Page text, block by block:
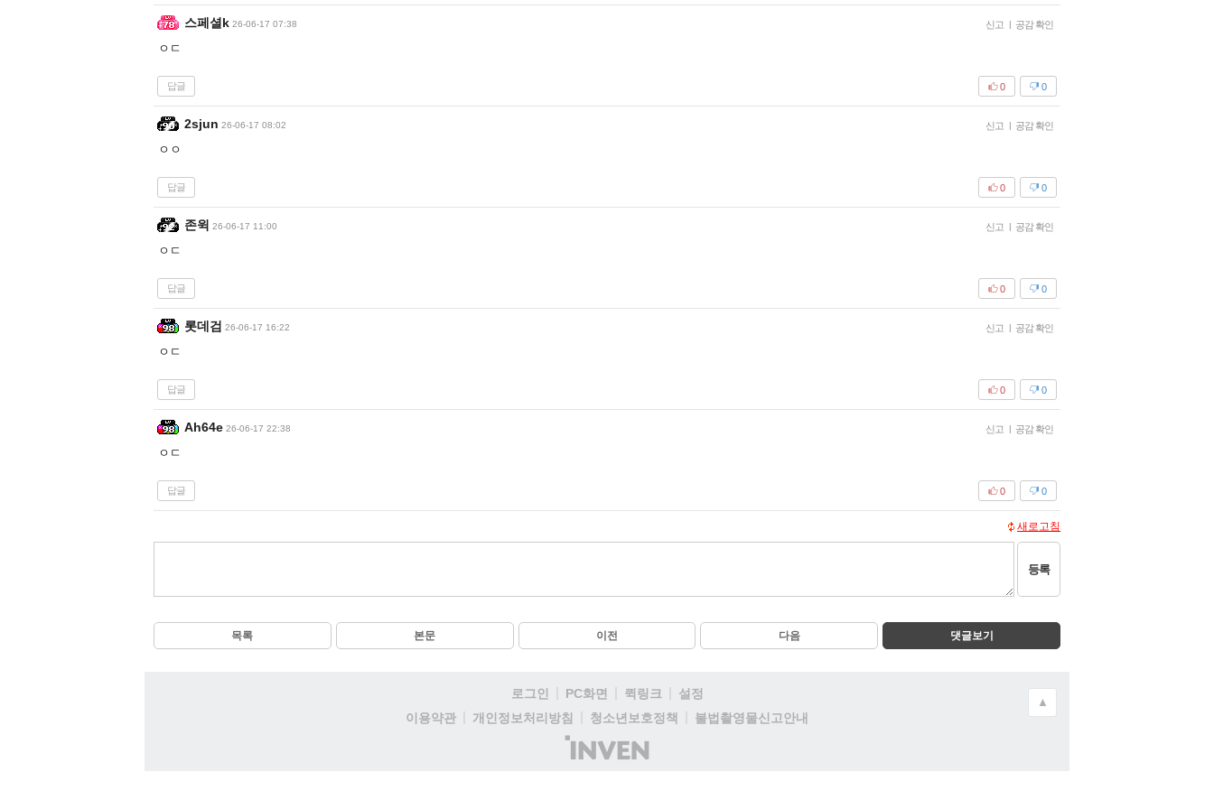
스페셜k 26-06-17 07:38 신고 | 공감 확인
ㅇㄷ
답글 0
0
2sjun 26-06-17 08:02 신고 | 공감 확인
ㅇㅇ
답글 0
0
존윅 26-06-17 11:00 신고 | 공감 확인
ㅇㄷ
답글 0
0
롯데검 26-06-17 16:22 신고 | 공감 확인
ㅇㄷ
답글 0
0
Ah64e 26-06-17 22:38 신고 | 공감 확인
ㅇㄷ
답글 0
0
새로고침
등록
목록 본문 이전 다음 댓글보기
로그인 PC화면 퀵링크
설정
이용약관
개인정보처리방침 청소년보호정책
불법촬영물신고안내
(주)
인
▲